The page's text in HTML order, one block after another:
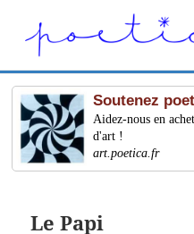
Soutenez
Aidez-nous en
d'art !
art.poetica.fr
Le Papi